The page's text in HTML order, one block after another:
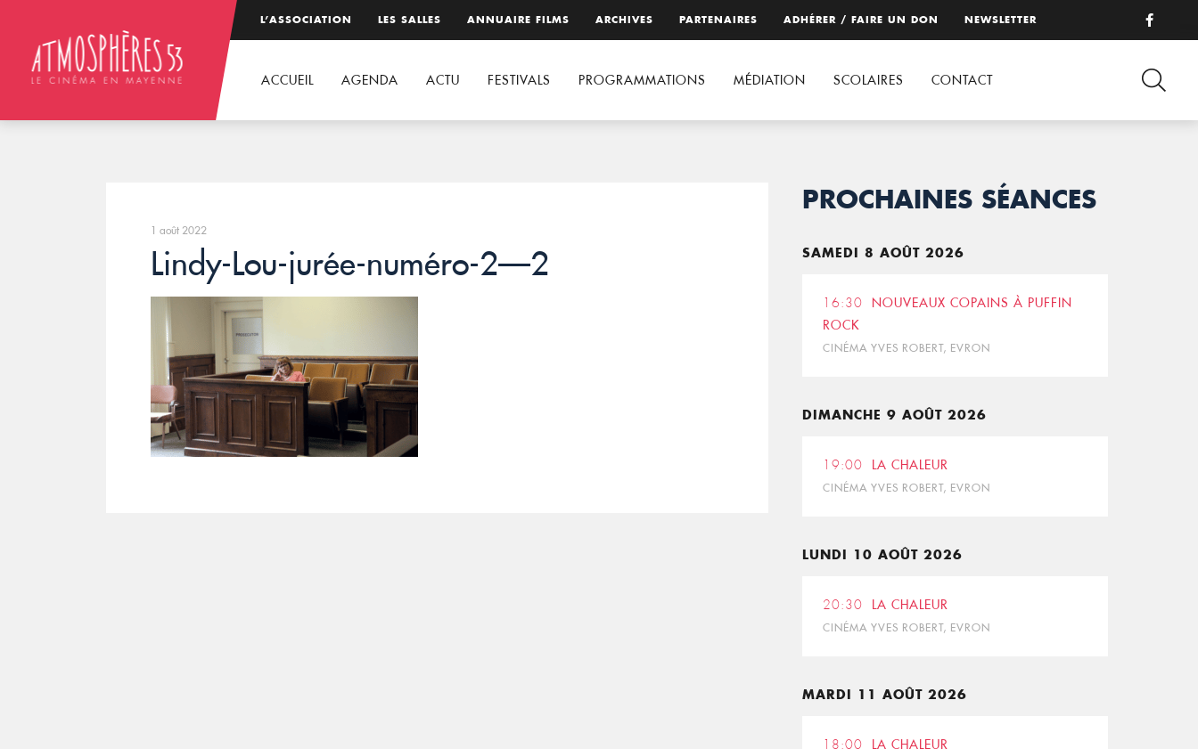
L’ASSOCIATION LES SALLES ANNUAIRE FILMS ARCHIVES PARTENAIRES ADHÉRER / FAIRE UN DON NEWSLETTER
ACCUEIL AGENDA ACTU FESTIVALS PROGRAMMATIONS MÉDIATION SCOLAIRES CONTACT
1 août 2022
Lindy-Lou-jurée-numéro-2—2
PROCHAINES SÉANCES
SAMEDI 8 AOÛT 2026
16:30
NOUVEAUX COPAINS À PUFFIN
ROCK
CINÉMA YVES ROBERT, EVRON
DIMANCHE 9 AOÛT 2026
19:00 LA CHALEUR
CINÉMA YVES ROBERT, EVRON
LUNDI 10 AOÛT 2026
20:30 LA CHALEUR
CINÉMA YVES ROBERT, EVRON
MARDI 11 AOÛT 2026
18:00 LA CHALEUR